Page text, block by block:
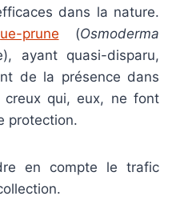
dans la nature.
prune (Osmoderma
ayant quasi-disparu,
de la présence dans
creux qui, eux, ne font
protection.
en compte le trafic